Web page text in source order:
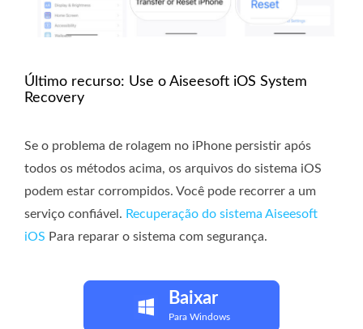
Último recurso: Use o Aiseesoft iOS System
Recovery
Se o problema de rolagem no iPhone persistir após
todos os métodos acima, os arquivos do sistema iOS
podem estar corrompidos. Você pode recorrer a um
serviço confiável. Recuperação do sistema Aiseesoft
iOS Para reparar o sistema com segurança.
Baixar
Para Windows